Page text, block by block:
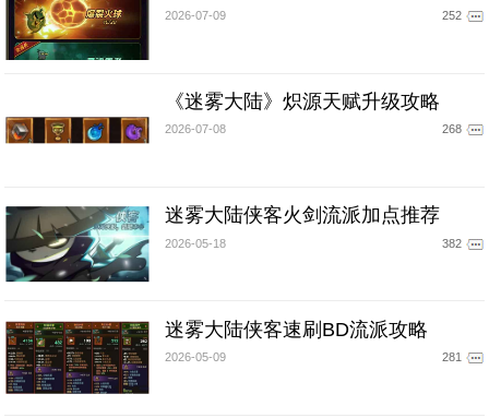
2026-07-09 252
《迷雾大陆》炽源天赋升级攻略
2026-07-08 268
迷雾大陆侠客火剑流派加点推荐
2026-05-18 382
迷雾大陆侠客速刷BD流派攻略
2026-05-09 281